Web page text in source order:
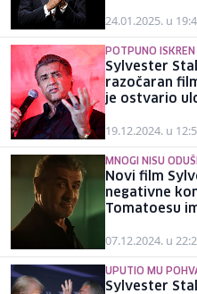
24.01.2025. u
POTPUNO ISKREN
Sylvester
razočaran
je ostvario
19.12.2024. u
MNOGI NISU
Novi film
negativne
Tomatoesu
07.12.2024. u
UPUTIO MU
Sylvester